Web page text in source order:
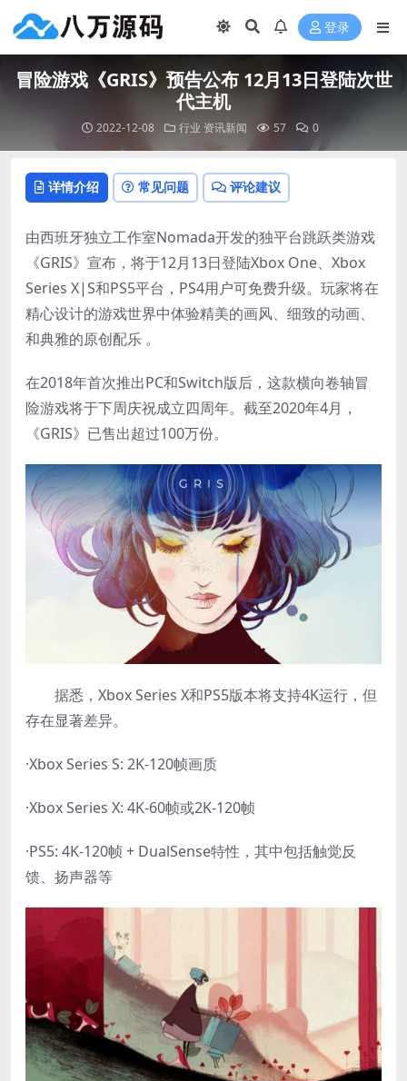
登录
冒险游戏《GRIS》预告公布 12月13日登陆次世
代主机
2022-12-08 行业 资讯新闻 57 0
详情介绍 常见问题 评论建议
由西班牙独立工作室Nomada开发的独平台跳跃类游戏
《GRIS》宣布，将于12月13日登陆Xbox One、Xbox
Series X|S和PS5平台，PS4用户可免费升级。玩家将在
精心设计的游戏世界中体验精美的画风、细致的动画、
和典雅的原创配乐 。
在2018年首次推出PC和Switch版后，这款横向卷轴冒
险游戏将于下周庆祝成立四周年。截至2020年4月，
《GRIS》已售出超过100万份。
据悉，Xbox Series X和PS5版本将支持4K运行，但
存在显著差异。
·Xbox Series S: 2K-120帧画质
·Xbox Series X: 4K-60帧或2K-120帧
·PS5: 4K-120帧 + DualSense特性，其中包括触觉反
馈、扬声器等